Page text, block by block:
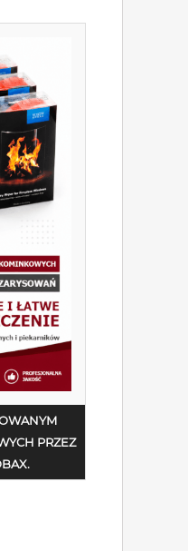
PRZEZ